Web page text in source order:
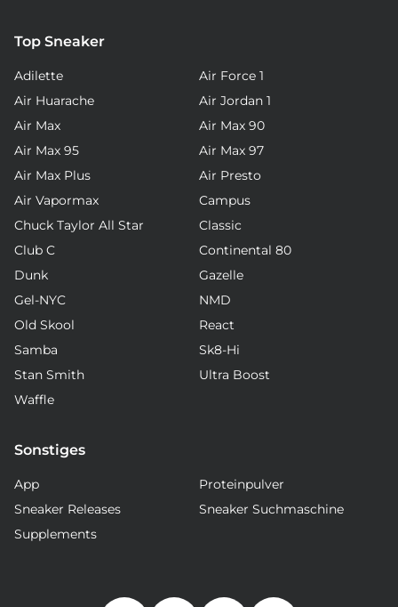
Top Sneaker
Adilette
Air Force 1
Air Huarache
Air Jordan 1
Air Max
Air Max 90
Air Max 95
Air Max 97
Air Max Plus
Air Presto
Air Vapormax
Campus
Chuck Taylor All Star
Classic
Club C
Continental 80
Dunk
Gazelle
Gel-NYC
NMD
Old Skool
React
Samba
Sk8-Hi
Stan Smith
Ultra Boost
Waffle
Sonstiges
App
Proteinpulver
Sneaker Releases
Sneaker Suchmaschine
Supplements